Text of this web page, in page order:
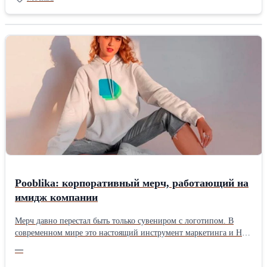
МКАД, 10 минут транспортом до м. Медведково, ст Перловская
7 минут пешком, 25 минут от Ярославского вокзала (м.
природоохранной зоне, берег реки Яузы, ландшафтные работы,
наземные и подземные стоянки, В непосредственной близости
Московский государственный областной университет (МГОУ),
школы, д/сады, магазины, аптеки, банки, поликлиника,
спортивные площадки, детские площадки и т. д.. Стоимость
аренды 45000 руб. + коммунальные услуги. Предоплата за месяц
+. Только славяне. Тел.: +7 (968) 923-14-94 Собственник
Pooblika: корпоративный мерч, работающий на
имидж компании
Мерч давно перестал быть только сувениром с логотипом. В
современном мире это настоящий инструмент маркетинга и HR,
персоналом и партнерами, наращивать узнаваемость компании и
—